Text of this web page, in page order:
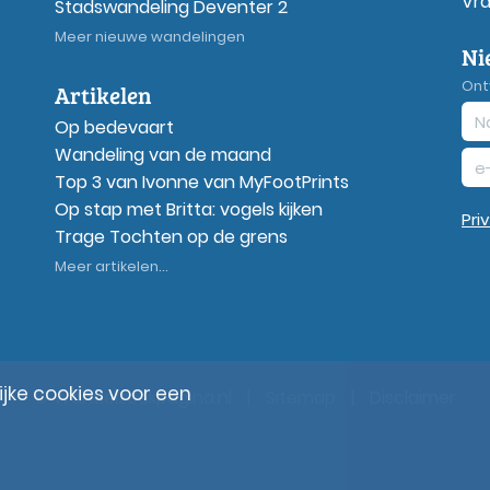
Stadswandeling Deventer 2
Meer nieuwe wandelingen
Artikelen
Op bedevaart
Wandeling van de maand
Top 3 van Ivonne van MyFootPrints
Op stap met Britta: vogels kijken
Trage Tochten op de grens
Meer artikelen...
© Wandelzoekpagina.nl
cookies voor een